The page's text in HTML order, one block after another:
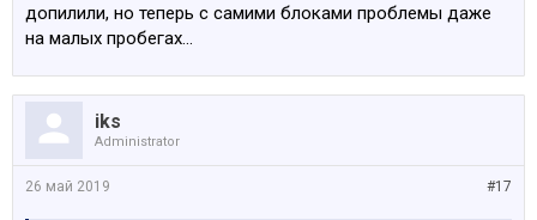
- про колёса и диски не понял
, какая разница, Х
драйв или нет?
- ну про ходовую нет смысла обсуждать, замененной
детали хватает года на 1-3, если проезжать за год не
менее 30к. И это на больших колёсах.
допилили, но теперь с самими блоками проблемы даже
на малых пробегах...
iks
Administrator
#17
26 май 2019